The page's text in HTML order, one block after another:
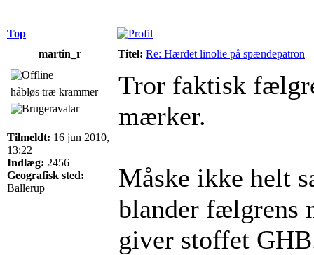
Top
martin_r
Titel: Re: Hærdet linolie på spændepatron
håbløs træ krammer
Tilmeldt: 16 jun 2010,
13:22
Indlæg: 2456
Geografisk sted:
Ballerup
Tror faktisk
mærker.
Måske ikke helt
blander fælgrens
giver stoffet